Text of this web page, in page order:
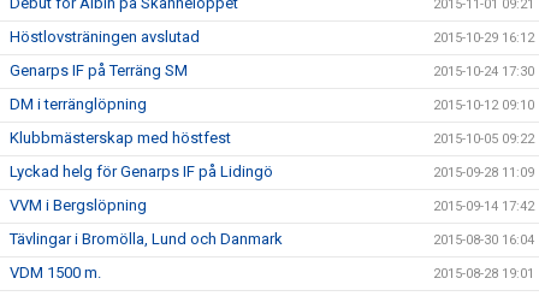
2015-11-01 09:21
Höstlovsträningen avslutad 2015-10-29 16:12
Genarps IF på Terräng SM 2015-10-24 17:30
DM i terränglöpning 2015-10-12 09:10
Klubbmästerskap med höstfest 2015-10-05 09:22
Lyckad helg för Genarps IF på Lidingö 2015-09-28 11:09
VVM i Bergslöpning 2015-09-14 17:42
Tävlingar i Bromölla, Lund och Danmark 2015-08-30 16:04
VDM 1500 m. 2015-08-28 19:01